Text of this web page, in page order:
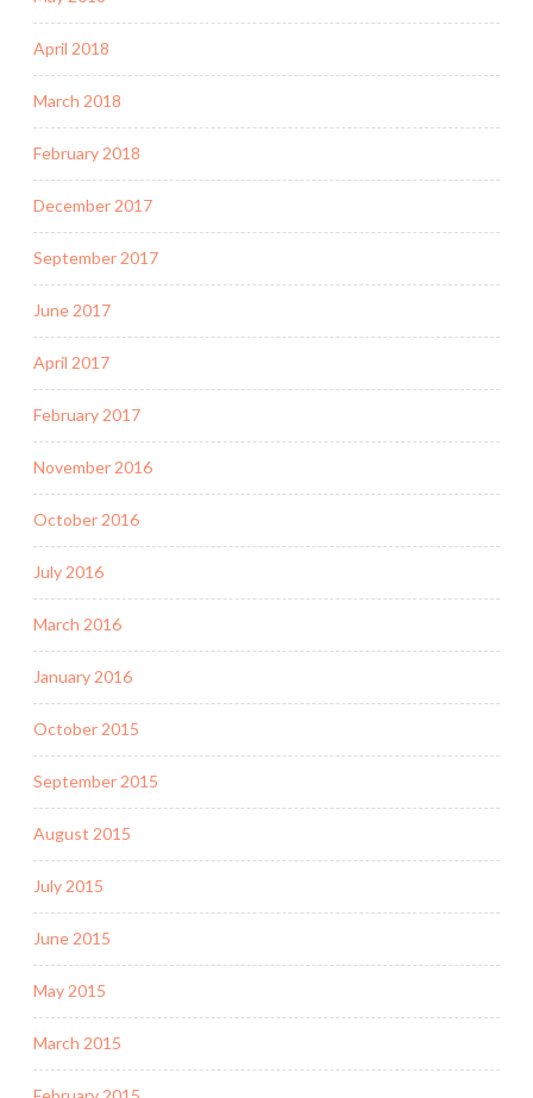
April 2018
March 2018
February 2018
December 2017
September 2017
June 2017
April 2017
February 2017
November 2016
October 2016
July 2016
March 2016
January 2016
October 2015
September 2015
August 2015
July 2015
June 2015
May 2015
March 2015